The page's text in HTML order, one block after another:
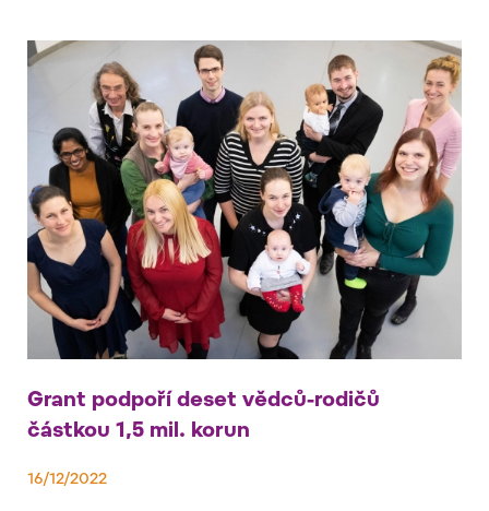
Grant podpoří deset vědců-rodičů
částkou 1,5 mil. korun
16/12/2022